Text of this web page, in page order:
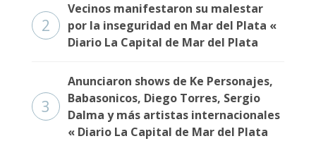
2
Vecinos manifestaron su malestar
por la inseguridad en Mar del Plata «
Diario La Capital de Mar del Plata
3
Anunciaron shows de Ke Personajes,
Babasonicos, Diego Torres, Sergio
Dalma y más artistas internacionales
« Diario La Capital de Mar del Plata